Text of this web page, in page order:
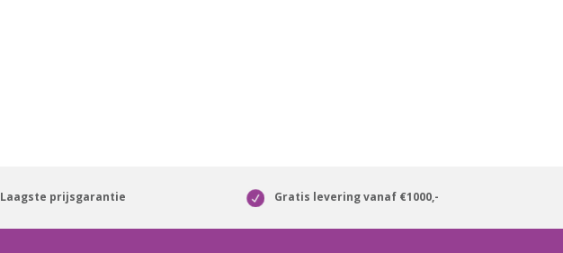
Laagste prijsgarantie Gratis levering vanaf €1000,-